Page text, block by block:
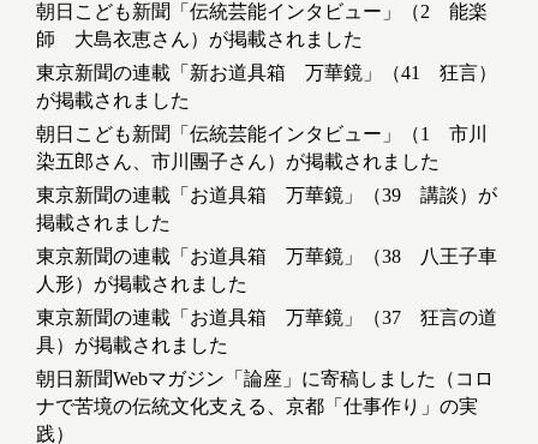
朝日こども新聞「伝統芸能インタビュー」（2 能楽
師 大島衣恵さん）が掲載されました
東京新聞の連載「新お道具箱 万華鏡」（41 狂言）
が掲載されました
朝日こども新聞「伝統芸能インタビュー」（1 市川
染五郎さん、市川團子さん）が掲載されました
東京新聞の連載「お道具箱 万華鏡」（39 講談）が
掲載されました
東京新聞の連載「お道具箱 万華鏡」（38 八王子車
人形）が掲載されました
東京新聞の連載「お道具箱 万華鏡」（37 狂言の道
具）が掲載されました
朝日新聞Webマガジン「論座」に寄稿しました（コロ
ナで苦境の伝統文化支える、京都「仕事作り」の実
践）